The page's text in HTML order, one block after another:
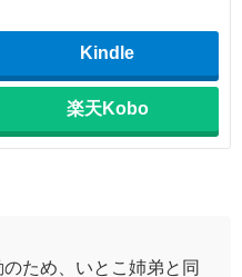
Kindle
楽天Kobo
ため、いとこ姉弟と同